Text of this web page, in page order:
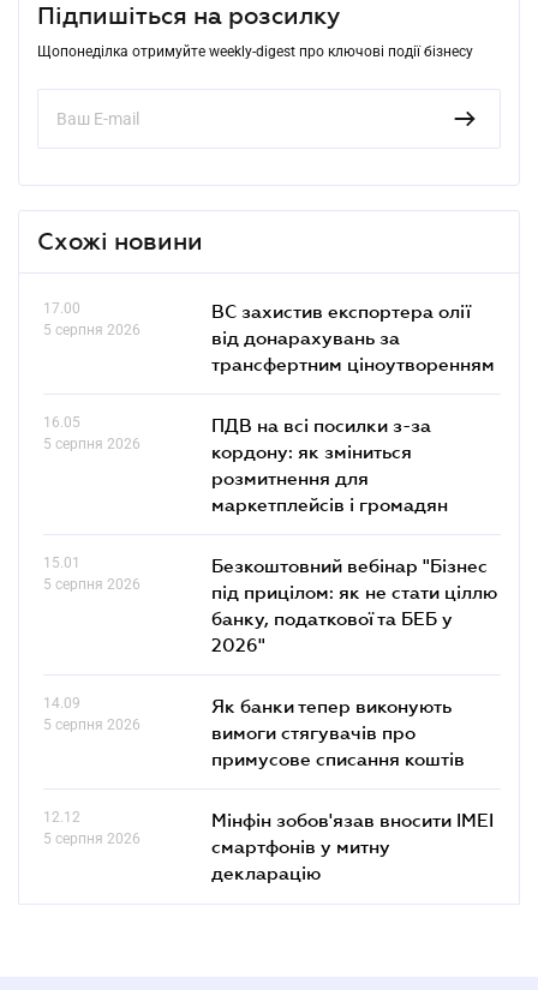
Підпишіться на розсилку
Щопонеділка отримуйте weekly-digest про ключові події бізнесу
Схожі новини
17.00
5 серпня 2026
ВС захистив експортера олії
від донарахувань за
трансфертним ціноутворенням
16.05
5 серпня 2026
ПДВ на всі посилки з-за
кордону: як зміниться
розмитнення для
маркетплейсів і громадян
15.01
5 серпня 2026
Безкоштовний вебінар "Бізнес
під прицілом: як не стати ціллю
банку, податкової та БЕБ у
2026"
14.09
5 серпня 2026
Як банки тепер виконують
вимоги стягувачів про
примусове списання коштів
12.12
5 серпня 2026
Мінфін зобов'язав вносити IMEI
смартфонів у митну
декларацію